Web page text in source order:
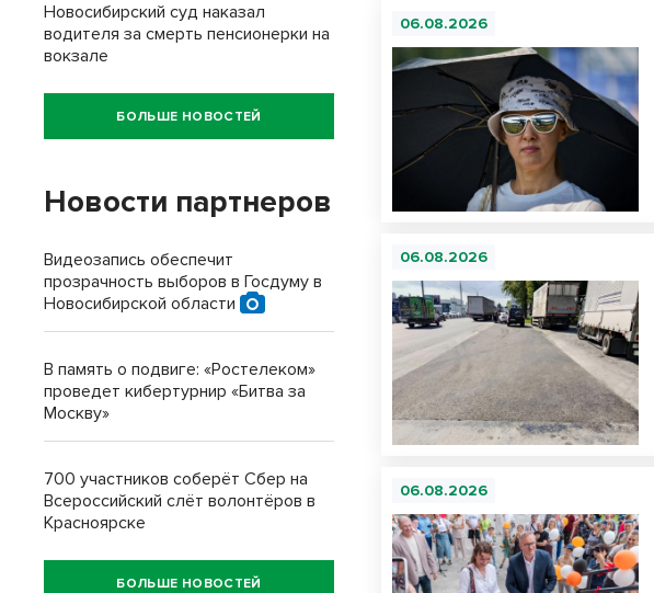
06.08.2026
06.08.2026
06.08.2026
Новосибирский суд наказал
водителя за смерть пенсионерки на
вокзале
БОЛЬШЕ НОВОСТЕЙ
Новости партнеров
Видеозапись обеспечит
прозрачность выборов в Госдуму в
Новосибирской области
В память о подвиге: «Ростелеком»
проведет кибертурнир «Битва за
Москву»
700 участников соберёт Сбер на
Всероссийский слёт волонтёров в
Красноярске
БОЛЬШЕ НОВОСТЕЙ